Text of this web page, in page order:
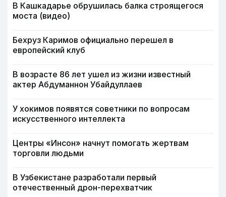
В Кашкадарье обрушилась балка строящегося
моста (видео)
Бехруз Каримов официально перешел в
европейский клуб
В возрасте 86 лет ушел из жизни известный
актер Абдуманнон Убайдуллаев
У хокимов появятся советники по вопросам
искусственного интеллекта
Центры «Инсон» начнут помогать жертвам
торговли людьми
В Узбекистане разработали первый
отечественный дрон-перехватчик